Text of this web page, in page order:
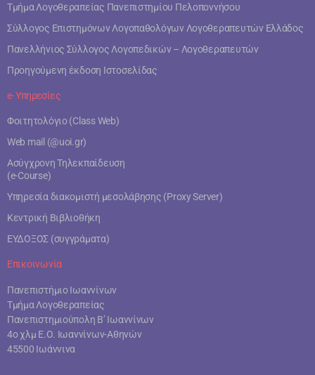
Τμήμα Λογοθεραπείας Πανεπιστημίου Πελοποννήσου
Σύλλογος Επιστημόνων Λογοπαθολόγων Λογοθεραπευτών Ελλάδος
Πανελλήνιος Σύλλογος Λογοπεδικών – Λογοθεραπευτών
Προηγούμενη έκδοση Ιστοσελίδας
e- Υπηρεσίες
Φοιτητολόγιο (Class Web)
Web mail (@uoi.gr)
Ασύγχρονη Τηλεκπαίδευση
(e-Course)
Υπηρεσία διακομιστή μεσολάβησης (Proxy Server)
Κεντρική Βιβλιοθήκη
ΕΥΔΟΞΟΣ (συγγράματα)
Επικοινωνία
Πανεπιστήμιο Ιωαννίνων
Τμήμα Λογοθεραπείας
Πανεπιστημιούπολη Β’ Ιωαννίνων
4ο χλμ Ε.Ο. Ιωαννίνων-Αθηνών
45500 Ιωάννινα